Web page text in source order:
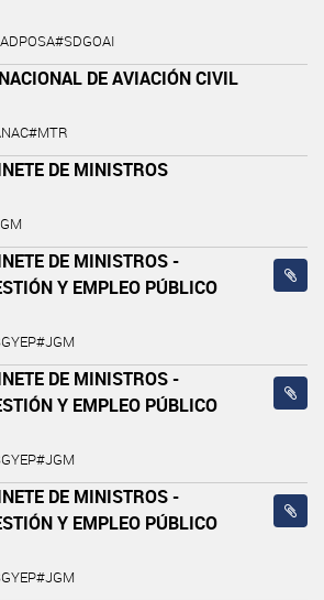
DE AVIACIÓN CIVIL
DE MINISTROS
DE MINISTROS -
Y EMPLEO PÚBLICO
DE MINISTROS -
Y EMPLEO PÚBLICO
DE MINISTROS -
Y EMPLEO PÚBLICO